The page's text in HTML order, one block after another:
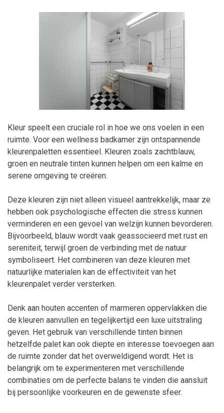
Kleur speelt een cruciale rol in hoe we ons voelen in een
ruimte. Voor een wellness badkamer zijn ontspannende
kleurenpaletten essentieel. Kleuren zoals zachtblauw,
groen en neutrale tinten kunnen helpen om een kalme en
serene omgeving te creëren.
Deze kleuren zijn niet alleen visueel aantrekkelijk, maar ze
hebben ook psychologische effecten die stress kunnen
verminderen en een gevoel van welzijn kunnen bevorderen.
Bijvoorbeeld, blauw wordt vaak geassocieerd met rust en
sereniteit, terwijl groen de verbinding met de natuur
symboliseert. Het combineren van deze kleuren met
natuurlijke materialen kan de effectiviteit van het
kleurenpalet verder versterken.
Denk aan houten accenten of marmeren oppervlakken die
de kleuren aanvullen en tegelijkertijd een luxe uitstraling
geven. Het gebruik van verschillende tinten binnen
hetzelfde palet kan ook diepte en interesse toevoegen aan
de ruimte zonder dat het overweldigend wordt. Het is
belangrijk om te experimenteren met verschillende
combinaties om de perfecte balans te vinden die aansluit
bij persoonlijke voorkeuren en de gewenste sfeer.